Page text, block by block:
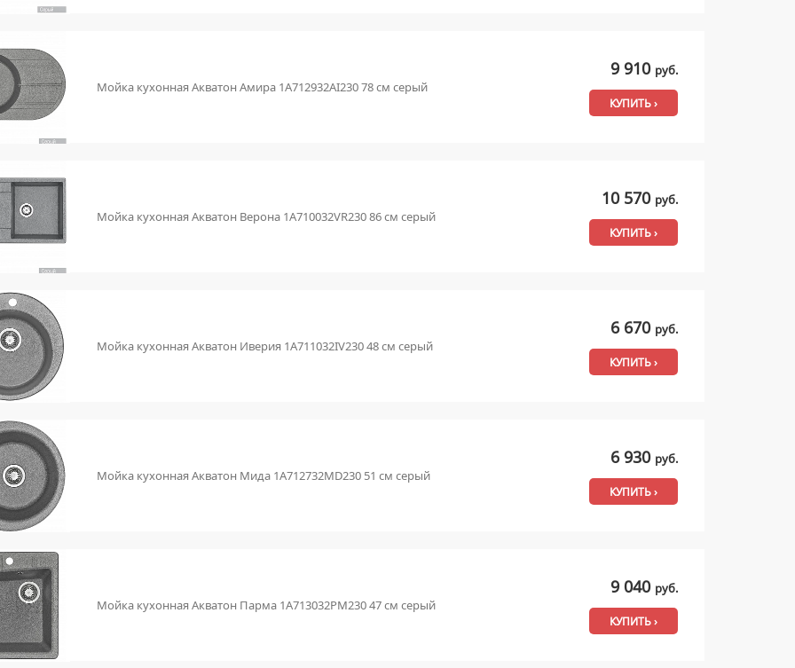
Мойка кухонная Акватон Амира 1A712932AI230 78 см серый
9 910 руб.
КУПИТЬ ›
Мойка кухонная Акватон Верона 1A710032VR230 86 см серый
10 570 руб.
КУПИТЬ ›
Мойка кухонная Акватон Иверия 1A711032IV230 48 см серый
6 670 руб.
КУПИТЬ ›
Мойка кухонная Акватон Мида 1A712732MD230 51 см серый
6 930 руб.
КУПИТЬ ›
Мойка кухонная Акватон Парма 1A713032PM230 47 см серый
9 040 руб.
КУПИТЬ ›